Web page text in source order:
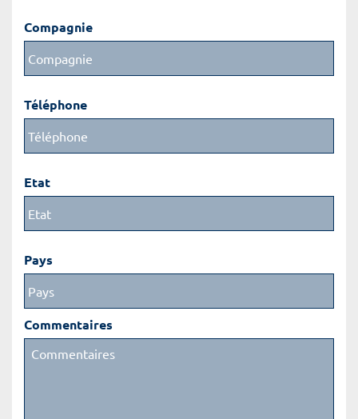
Compagnie
Téléphone
Etat
Pays
Commentaires